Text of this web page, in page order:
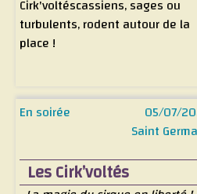
Cirk'voltéscassiens, sages ou
turbulents, rodent autour de la
place !
05/07/
En soirée
Saint
Les Cirk’voltés